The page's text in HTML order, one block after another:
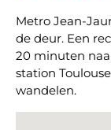
Metro
de deur. Een
20 minuten
station
wandelen.